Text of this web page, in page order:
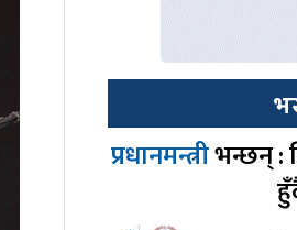
प्रधानमन्त्रीभन्छन् :